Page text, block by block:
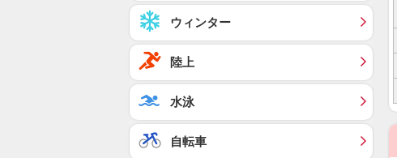
ウィンター
陸上
水泳
自転車